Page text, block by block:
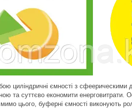
циліндричні ємності з сфеерическими
та суттєво економити
цього, буферні ємності виконують